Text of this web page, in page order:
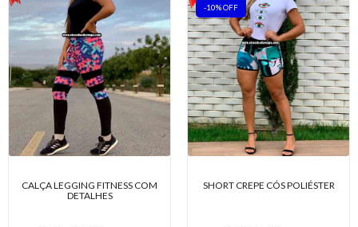
LEGGING FITNESS COM
DETALHES
SHORT CREPE CÓS POLIÉSTER
-10% OFF